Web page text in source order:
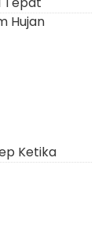
Hujan
Ketika